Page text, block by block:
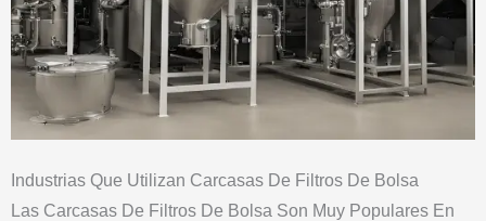
Industrias Que Utilizan Carcasas De Filtros De Bolsa
Las Carcasas De Filtros De Bolsa Son Muy Populares En